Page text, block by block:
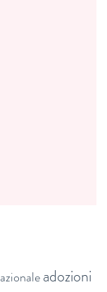
adozioni